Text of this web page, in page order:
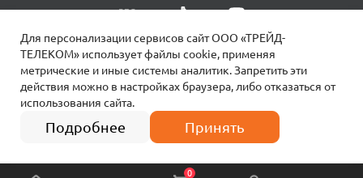
Для персонализации сервисов сайт ООО «ТРЕЙД-
ТЕЛЕКОМ» использует файлы сookie, применяя
метрические и иные системы аналитик. Запретить эти
действия можно в настройках браузера, либо отказаться от
использования сайта.
Подробнее Принять
2 490
4 платежа по
© 2026 МОТИВ. Все права защищены!
0